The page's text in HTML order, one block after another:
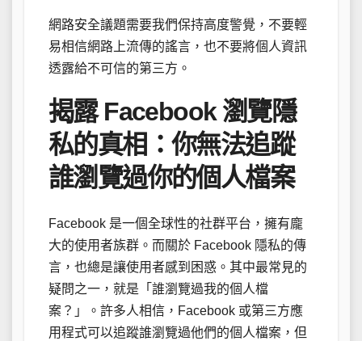
網路安全議題需要我們保持高度警覺，不要輕
易相信網路上流傳的謠言，也不要將個人資訊
透露給不可信的第三方。
揭露 Facebook 瀏覽隱
私的真相：你無法追蹤
誰瀏覽過你的個人檔案
Facebook 是一個全球性的社群平台，擁有龐
大的使用者族群。而關於 Facebook 隱私的傳
言，也總是讓使用者感到困惑。其中最常見的
疑問之一，就是「誰瀏覽過我的個人檔
案？」。許多人相信，Facebook 或第三方應
用程式可以追蹤誰瀏覽過他們的個人檔案，但